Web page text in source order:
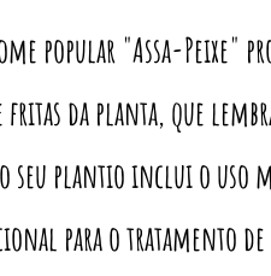
popular "Assa-Peixe"
fritas da planta, que
seu plantio inclui o uso
para o tratamento